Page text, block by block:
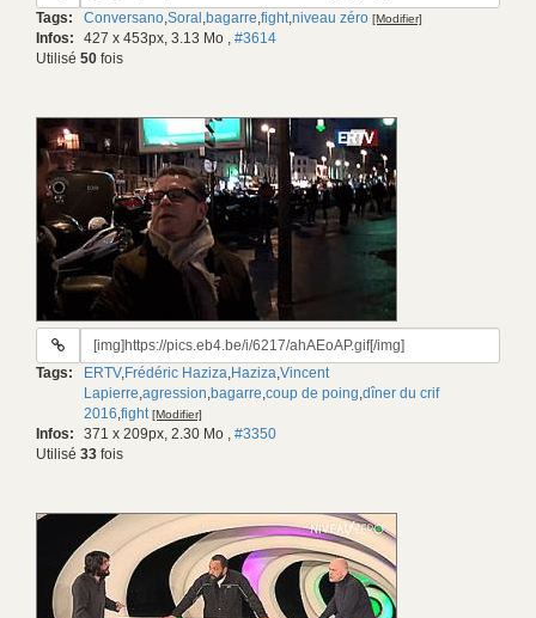
gif:
Tags: Conversano,Soral ,bagarre,fight,niveau zéro [Modifier]
Infos: 427 x 453px, 3.13 Mo , #3614
Utilisé 50 fois
URL
gif:
Tags: ERTV,Frédéric Haziza,Haziza,Vincent
Lapierre,agression,bagarre,coup de poing,dîner du crif
2016,fight [Modifier]
Infos: 371 x 209px, 2.30 Mo , #3350
Utilisé 33 fois